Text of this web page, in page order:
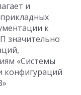
и
к
значительно
«Системы
конфигураций